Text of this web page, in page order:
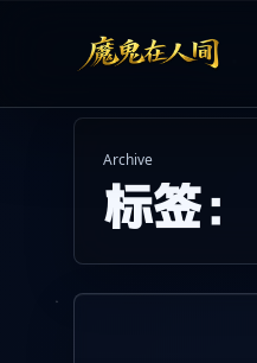
Archive
标签：